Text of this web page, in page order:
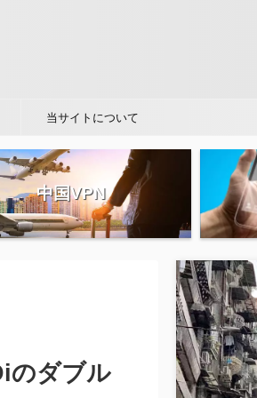
当サイトについて
中国VPN
のダブル